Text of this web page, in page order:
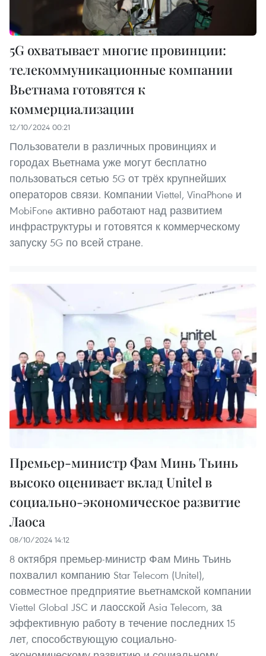
5G охватывает многие провинции:
телекоммуникационные компании
Вьетнама готовятся к
коммерциализации
12/10/2024 00:21
Пользователи в различных провинциях и
городах Вьетнама уже могут бесплатно
пользоваться сетью 5G от трёх крупнейших
операторов связи. Компании Viettel, VinaPhone и
MobiFone активно работают над развитием
инфраструктуры и готовятся к коммерческому
запуску 5G по всей стране.
Премьер-министр Фам Минь Тьинь
высоко оценивает вклад Unitel в
социально-экономическое развитие
Лаоса
08/10/2024 14:12
8 октября премьер-министр Фам Минь Тьинь
похвалил компанию Star Telecom (Unitel),
совместное предприятие вьетнамской компании
Viettel Global JSC и лаосской Asia Telecom, за
эффективную работу в течение последних 15
лет, способствующую социально-